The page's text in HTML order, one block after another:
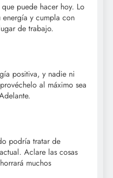
puede hacer hoy. Lo
energía y cumpla con
de trabajo.
positiva, y nadie ni
al máximo sea
podría tratar de
Aclare las cosas
muchos